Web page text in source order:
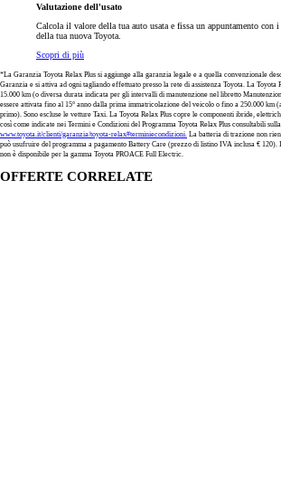
Valutazione dell'usato
Calcola il valore della tua auto usata e fissa un appuntamento con
della tua nuova Toyota.
Scopri di più
*La Garanzia Toyota Relax Plus si aggiunge alla garanzia legale e a quella convenzionale
Garanzia e si attiva ad ogni tagliando effettuato presso la rete di assistenza Toyota. La Toyota
15.000 km (o diversa durata indicata per gli intervalli di manutenzione nel libretto
essere attivata fino al 15° anno dalla prima immatricolazione del veicolo o fino a 250.000 km
primo). Sono escluse le vetture Taxi. La Toyota Relax Plus copre le componenti ibride,
così come indicate nei Termini e Condizioni del Programma Toyota Relax Plus consultabili
www.toyota.it/clienti/garanzia/toyota-relax#terminiecondizioni. La batteria di trazione non
può usufruire del programma a pagamento Battery Care (prezzo di listino IVA inclusa € 120).
non è disponibile per la gamma Toyota PROACE Full Electric.
OFFERTE CORRELATE